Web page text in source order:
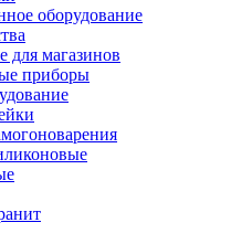
оборудование
для магазинов
приборы